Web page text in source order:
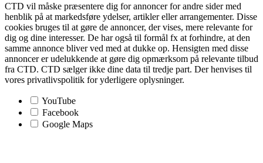
CTD vil måske præsentere dig for annoncer for andre sider med
henblik på at markedsføre ydelser, artikler eller arrangementer. Disse
cookies bruges til at gøre de annoncer, der vises, mere relevante for
dig og dine interesser. De har også til formål fx at forhindre, at den
samme annonce bliver ved med at dukke op. Hensigten med disse
annoncer er udelukkende at gøre dig opmærksom på relevante tilbud
fra CTD. CTD sælger ikke dine data til tredje part. Der henvises til
vores privatlivspolitik for yderligere oplysninger.
YouTube
Facebook
Google Maps